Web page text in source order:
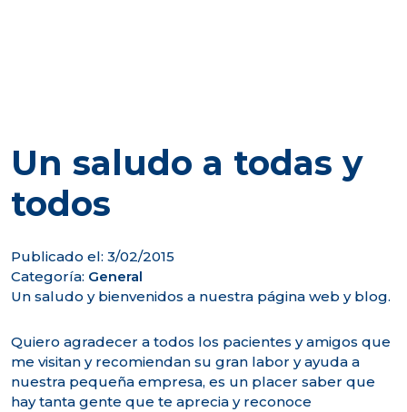
Un saludo a todas y
todos
Publicado el: 3/02/2015
Categoría: General
Un saludo y bienvenidos a nuestra página web y blog.
Quiero agradecer a todos los pacientes y amigos que
me visitan y recomiendan su gran labor y ayuda a
nuestra pequeña empresa, es un placer saber que
hay tanta gente que te aprecia y reconoce